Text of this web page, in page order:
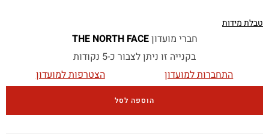
טבלת מידות
חברי מועדוןTHE NORTH FACE
בקנייה זו ניתן לצבור כ-5 נקודות
התחברות למועדון
הצטרפות למועדון
הוספה לסל